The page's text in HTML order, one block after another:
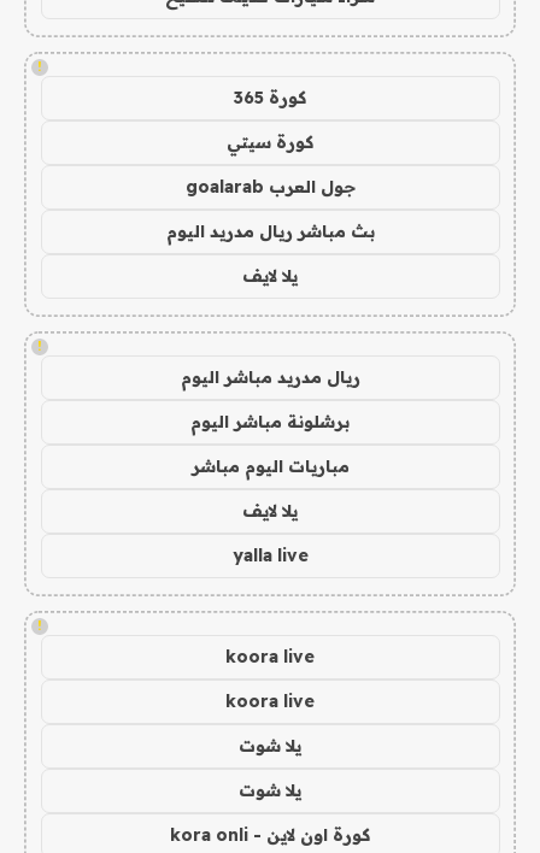
!
كورة 365
كورة سيتي
جول العرب goalarab
بث مباشر ريال مدريد اليوم
يلا لايف
!
ريال مدريد مباشر اليوم
برشلونة مباشر اليوم
مباريات اليوم مباشر
يلا لايف
yalla live
!
koora live
koora live
يلا شوت
يلا شوت
كورة اون لاين - kora onli